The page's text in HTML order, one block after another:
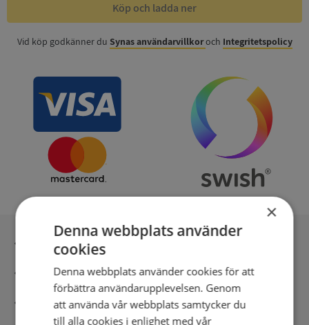
Köp och ladda ner
Vid köp godkänner du Synas användarvillkoroch Integritetspolicy
Inga kopior till omfrågad
Säker betalning med stripe
Direkt digital leverans
×
Denna webbplats använder
cookies
Denna webbplats använder cookies för att
förbättra användarupplevelsen. Genom
att använda vår webbplats samtycker du
till alla cookies i enlighet med vår